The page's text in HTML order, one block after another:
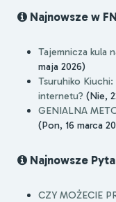
Najnowsze w
Tajemnicza kula
maja 2026)
Tsuruhiko Kiuchi:
internetu? (Nie,
GENIALNA
(Pon, 16 marca
Najnowsze
CZY MOŻECIE